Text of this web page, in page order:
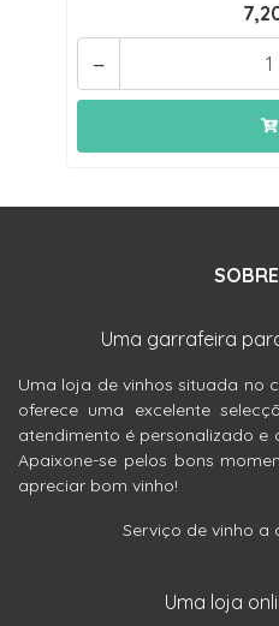
-
Uma garrafeira
Uma loja de vinhos situada no
oferece uma excelente
atendimento é personalizado e
Apaixone-se pelos bons
apreciar bom vinho!
Serviço de vinho a
Uma loja